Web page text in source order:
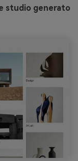
studio generato